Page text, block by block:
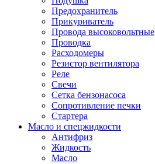
Предохранитель
Прикуриватель
Провода высоковольтные
Проводка
Расходомеры
Резистор вентилятора
Реле
Свечи
Сетка бензонасоса
Сопротивление печки
Стартера
Масло и спецжидкости
Антифриз
Жидкость
Масло